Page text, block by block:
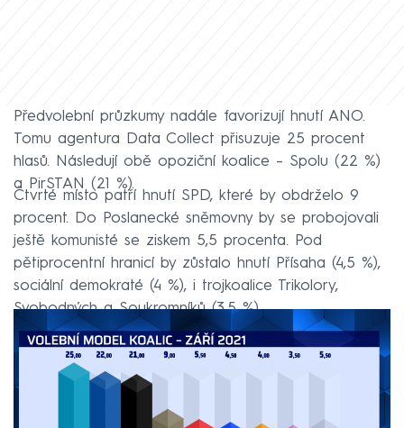
Předvolební průzkumy nadále favorizují hnutí ANO.
Tomu agentura Data Collect přisuzuje 25 procent
hlasů. Následují obě opoziční koalice – Spolu (22 %)
a PirSTAN (21 %).
Čtvrté místo patří hnutí SPD, které by obdrželo 9
procent. Do Poslanecké sněmovny by se probojovali
ještě komunisté se ziskem 5,5 procenta. Pod
pětiprocentní hranicí by zůstalo hnutí Přísaha (4,5 %),
sociální demokraté (4 %), i trojkoalice Trikolory,
Svobodných a Soukromníků (3,5 %).